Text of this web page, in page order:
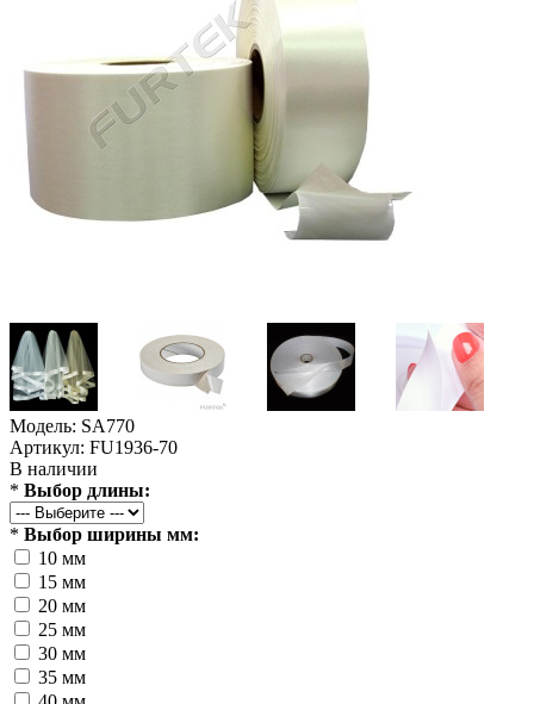
Модель: SA770
Артикул: FU1936-70
В наличии
* Выбор длины:
* Выбор ширины мм:
10 мм
15 мм
20 мм
25 мм
30 мм
35 мм